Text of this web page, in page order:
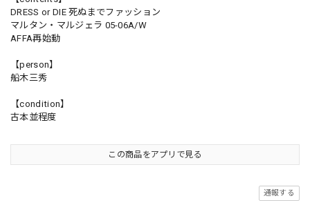
DRESS or DIE 死ぬまでファッション
マルタン・マルジェラ 05-06A/W
AFFA再始動
【person】
船木三秀
【condition】
古本並程度
この商品をアプリで見る
通報する